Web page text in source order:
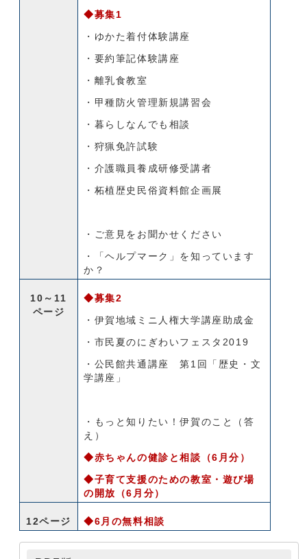
◆募集1
・ゆかた着付体験講座
・要約筆記体験講座
・離乳食教室
・甲種防火管理新規講習会
・暮らしなんでも相談
・狩猟免許試験
・介護職員養成研修受講者
・柘植歴史民俗資料館企画展
・ご意見をお聞かせください
・「ヘルプマーク」を知っています
か？
10～11
ページ
◆募集2
・伊賀地域ミニ人権大学講座助成金
・市民夏のにぎわいフェスタ2019
・公民館共通講座 第1回「歴史・文
学講座」
・もっと知りたい！伊賀のこと（答
え）
◆赤ちゃんの健診と相談（6月分）
◆子育て支援のための教室・遊び場
の開放（6月分）
12ページ ◆6月の無料相談